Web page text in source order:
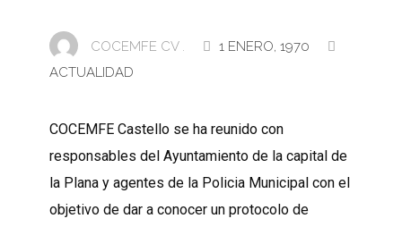
COCEMFE CV .
1 ENERO, 1970
ACTUALIDAD
COCEMFE Castello se ha reunido con
responsables del Ayuntamiento de la capital de
la Plana y agentes de la Policia Municipal con el
objetivo de dar a conocer un protocolo de